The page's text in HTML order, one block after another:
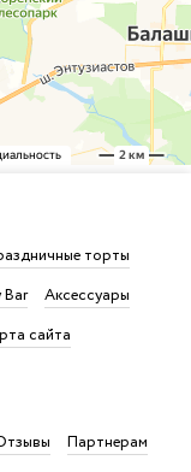
торты
Bar
Аксессуары
сайта
Партнерам